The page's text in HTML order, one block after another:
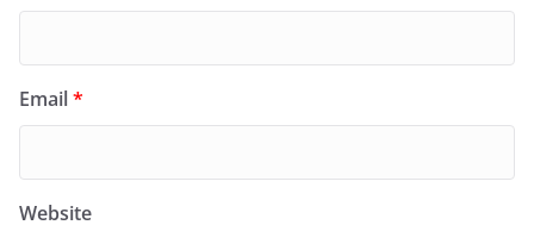
Email*
Website